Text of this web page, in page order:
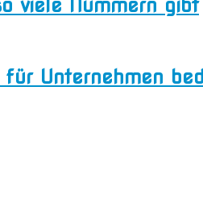
viele Nummern gibt
Unternehmen